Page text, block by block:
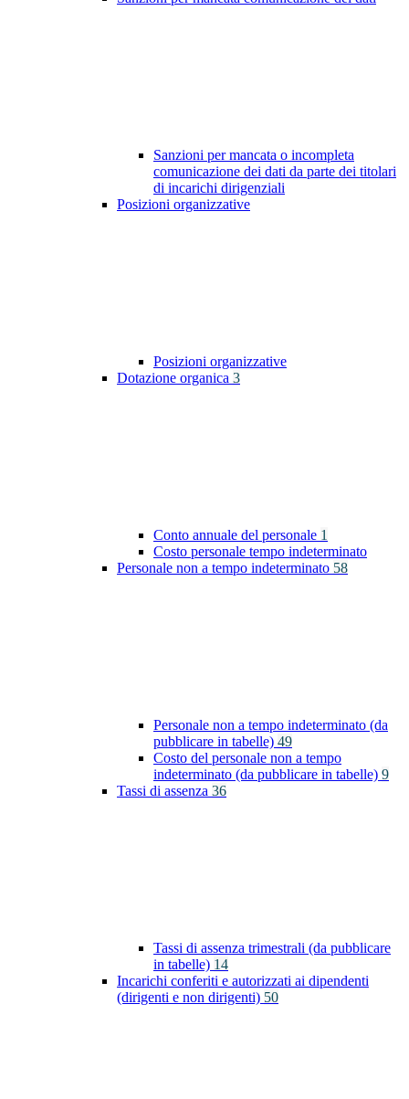
Sanzioni per mancata o incompleta
comunicazione dei dati da parte dei titolari
di incarichi dirigenziali
Posizioni organizzative
Posizioni organizzative
Dotazione organica 3
Conto annuale del personale 1
Costo personale tempo indeterminato
Personale non a tempo indeterminato 58
Personale non a tempo indeterminato (da
pubblicare in tabelle) 49
Costo del personale non a tempo
indeterminato (da pubblicare in tabelle) 9
Tassi di assenza 36
Tassi di assenza trimestrali (da pubblicare
in tabelle) 14
Incarichi conferiti e autorizzati ai dipendenti
(dirigenti e non dirigenti) 50